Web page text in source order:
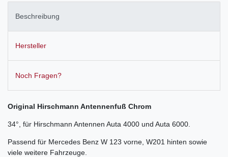
Beschreibung
Hersteller
Noch Fragen?
Original Hirschmann Antennenfuß Chrom
34°, für Hirschmann Antennen Auta 4000 und Auta 6000.
Passend für Mercedes Benz W 123 vorne, W201 hinten sowie
viele weitere Fahrzeuge.